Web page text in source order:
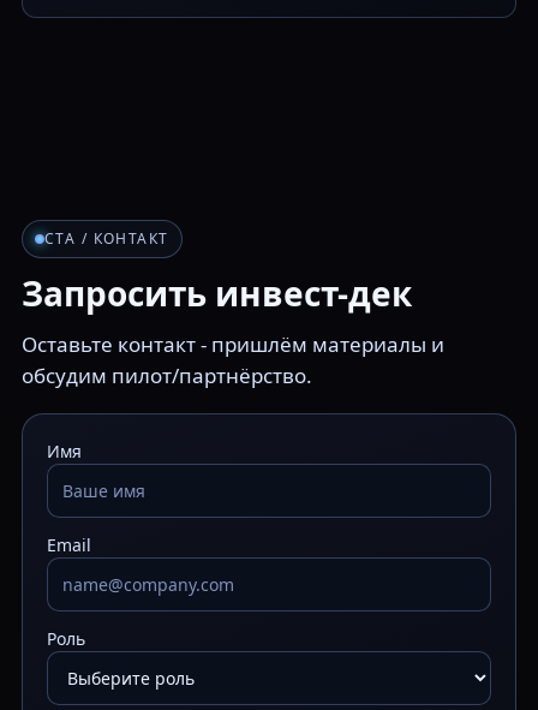
CTA / КОНТАКТ
Запросить инвест-дек
Оставьте контакт - пришлём материалы и
обсудим пилот/партнёрство.
Имя
Email
Роль